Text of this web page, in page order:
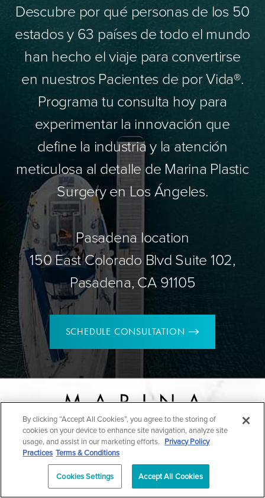
Descubre por qué personas de los 50
estados y 63 países de todo el mundo
han hecho el viaje para convertirse
en nuestros Pacientes de por Vida®.
Programa tu consulta hoy para
experimentar la innovación que
define la industria y la atención
meticulosa al detalle de Marina Plastic
Surgery en Los Ángeles.
Pasadena location
150 East Colorado Blvd Suite 102,
Pasadena, CA 91105
SCHEDULE CONSULTATION
4560 Admiralty Way Suite 256,
Marina Del Rey CA 90292
By clicking “Accept All Cookies”, you agree to the storing of
cookies on your device to enhance site navigation, analyze site
usage, and assist in our marketing efforts. Privacy Policy
Practices Terms & Conditions
Cookies Settings Accept All Cookies